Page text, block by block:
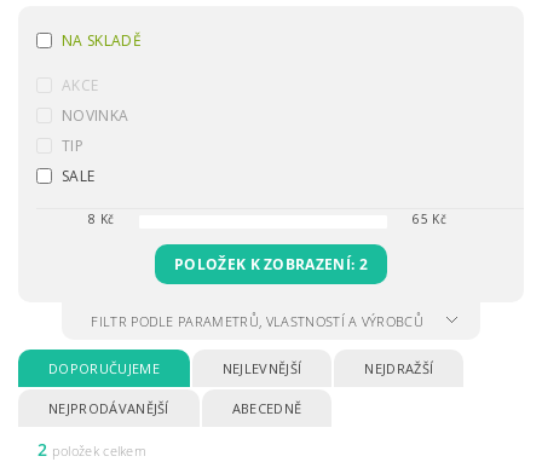
NA SKLADĚ
AKCE
NOVINKA
TIP
SALE
8 Kč 65 Kč
POLOŽEK K ZOBRAZENÍ: 2
FILTR PODLE PARAMETRŮ, VLASTNOSTÍ A VÝROBCŮ
DOPORUČUJEME NEJLEVNĚJŠÍ NEJDRAŽŠÍ
NEJPRODÁVANĚJŠÍ ABECEDNĚ
2 položek celkem